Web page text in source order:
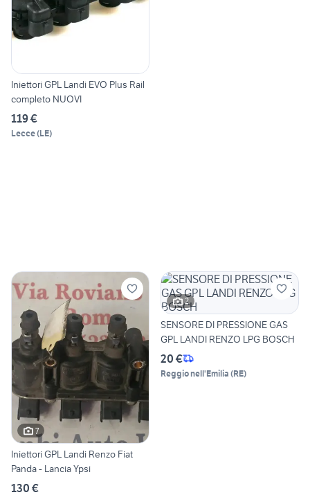
Iniettori GPL Landi EVO Plus Rail
completo NUOVI
119 €
Lecce(LE)
7
Iniettori GPL Landi Renzo Fiat
Panda - Lancia Ypsi
130 €
2
SENSORE DI PRESSIONE GAS
GPL LANDI RENZO LPG BOSCH
20 €
Reggio nell'Emilia (RE)